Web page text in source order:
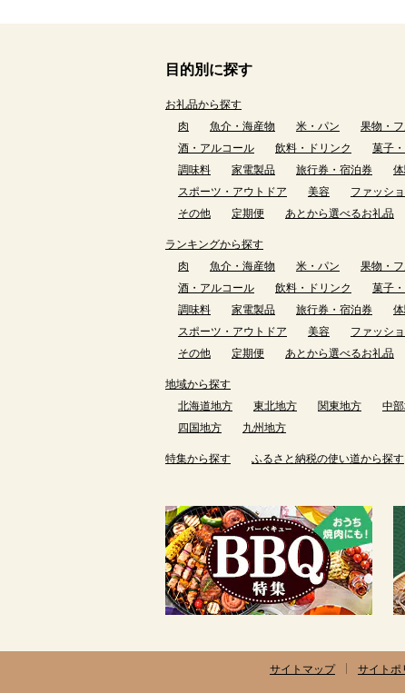
目的別に探す
お礼品から探す
肉
魚介・海産物 米・パン 果物・
酒・アルコール
飲料・ドリンク 菓子
調味料
家電製品 旅行券・宿泊券
スポーツ・アウトドア
美容 ファッシ
その他
定期便 あとから選べるお礼品
ランキングから探す
肉
魚介・海産物 米・パン 果物・
酒・アルコール
飲料・ドリンク 菓子
調味料
家電製品 旅行券・宿泊券
スポーツ・アウトドア
美容 ファッシ
その他
定期便 あとから選べるお礼品
地域から探す
北海道地方
東北地方 関東地方 中
四国地方
九州地方
特集から探す ふるさと納税の使い道から探す
サイトマップ サイトポ